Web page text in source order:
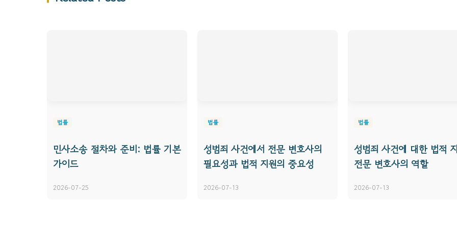
법률
민사소송 절차와 준비: 법률 기본
가이드
2026-07-25
법률
성범죄 사건에서 전문 변호사의
필요성과 법적 지원의 중요성
2026-07-13
법률
성범죄 사건에 대한 법적
전문 변호사의 역할
2026-07-13